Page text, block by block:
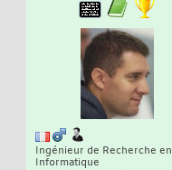
Ingénieur de Recherche en
Informatique